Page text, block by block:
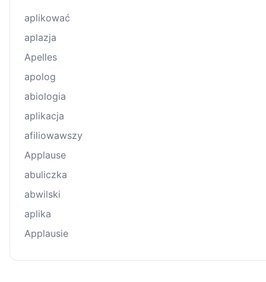
aplikować
aplazja
Apelles
apolog
abiologia
aplikacja
afiliowawszy
Applause
abuliczka
abwilski
aplika
Applausie